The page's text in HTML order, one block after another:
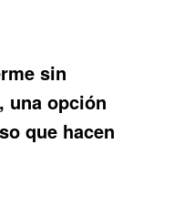
sin
, una opción
que hacen